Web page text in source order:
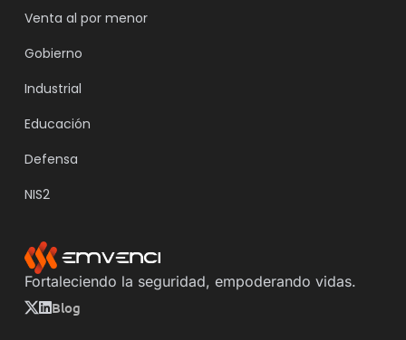
Fortaleciendo la seguridad, empoderando vidas.
Blog
Venta al por menor
Gobierno
Industrial
Educación
Defensa
NIS2